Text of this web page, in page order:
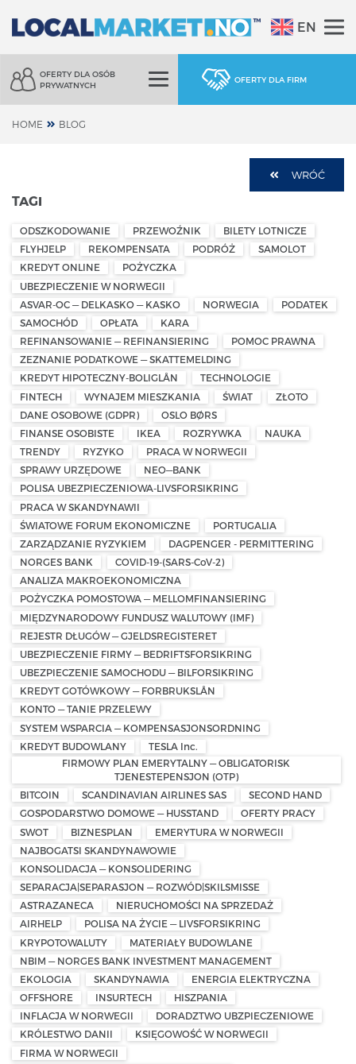
EN
OFERTY DLA OSÓB
PRYWATNYCH
OFERTY DLA FIRM
HOME BLOG
WRÓĆ
TAGI
ODSZKODOWANIE PRZEWOŹNIK
BILETY LOTNICZE
FLYHJELP
REKOMPENSATA PODRÓŻ
SAMOLOT
KREDYT ONLINE
POŻYCZKA
UBEZPIECZENIE W NORWEGII
ASVAR-OC — DELKASKO — KASKO
NORWEGIA
PODATEK
SAMOCHÓD
OPŁATA
KARA
REFINANSOWANIE — REFINANSIERING
POMOC PRAWNA
ZEZNANIE PODATKOWE — SKATTEMELDING
KREDYT HIPOTECZNY-BOLIGLÅN
TECHNOLOGIE
FINTECH
WYNAJEM MIESZKANIA ŚWIAT
ZŁOTO
DANE OSOBOWE (GDPR)
OSLO BØRS
FINANSE OSOBISTE
IKEA ROZRYWKA
NAUKA
TRENDY
RYZYKO
PRACA W NORWEGII
SPRAWY URZĘDOWE
NEO—BANK
POLISA UBEZPIECZENIOWA-LIVSFORSIKRING
PRACA W SKANDYNAWII
ŚWIATOWE FORUM EKONOMICZNE
PORTUGALIA
ZARZĄDZANIE RYZYKIEM
DAGPENGER - PERMITTERING
NORGES BANK
COVID-19-(SARS-CoV-2)
ANALIZA MAKROEKONOMICZNA
POŻYCZKA POMOSTOWA — MELLOMFINANSIERING
MIĘDZYNARODOWY FUNDUSZ WALUTOWY (IMF)
REJESTR DŁUGÓW — GJELDSREGISTERET
UBEZPIECZENIE FIRMY — BEDRIFTSFORSIKRING
UBEZPIECZENIE SAMOCHODU — BILFORSIKRING
KREDYT GOTÓWKOWY — FORBRUKSLÅN
KONTO — TANIE PRZELEWY
SYSTEM WSPARCIA — KOMPENSASJONSORDNING
KREDYT BUDOWLANY
TESLA Inc.
FIRMOWY PLAN EMERYTALNY — OBLIGATORISK
TJENESTEPENSJON (OTP)
BITCOIN
SCANDINAVIAN AIRLINES SAS
SECOND HAND
GOSPODARSTWO DOMOWE — HUSSTAND
OFERTY PRACY
SWOT
BIZNESPLAN
EMERYTURA W NORWEGII
NAJBOGATSI SKANDYNAWOWIE
KONSOLIDACJA — KONSOLIDERING
SEPARACJA|SEPARASJON — ROZWÓD|SKILSMISSE
ASTRAZANECA
NIERUCHOMOŚCI NA SPRZEDAŻ
AIRHELP
POLISA NA ŻYCIE — LIVSFORSIKRING
KRYPOTOWALUTY
MATERIAŁY BUDOWLANE
NBIM — NORGES BANK INVESTMENT MANAGEMENT
EKOLOGIA
SKANDYNAWIA
ENERGIA ELEKTRYCZNA
OFFSHORE
INSURTECH
HISZPANIA
INFLACJA W NORWEGII
DORADZTWO UBZPIECZENIOWE
KRÓLESTWO DANII
KSIĘGOWOŚĆ W NORWEGII
FIRMA W NORWEGII